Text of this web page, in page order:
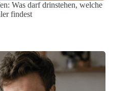
Was darf drinstehen, welche
findest